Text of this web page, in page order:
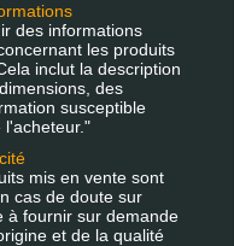
des informations
les produits
inclut la description
des
susceptible
l'acheteur."
mis en vente sont
cas de doute sur
à fournir sur demande
et de la qualité